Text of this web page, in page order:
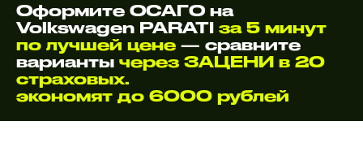
Оформите ОСАГО на
Volkswagen PARATI за 5 минут
по лучшей цене — сравните
варианты через ЗАЦЕНИ в 20
страховых.
экономят до 6000 рублей